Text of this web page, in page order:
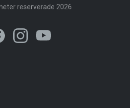
reserverade 2026